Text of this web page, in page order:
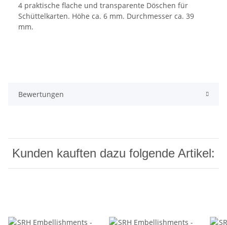
4 praktische flache und transparente Döschen für
Schüttelkarten. Höhe ca. 6 mm. Durchmesser ca. 39
mm.
Bewertungen
Kunden kauften dazu folgende Artikel: